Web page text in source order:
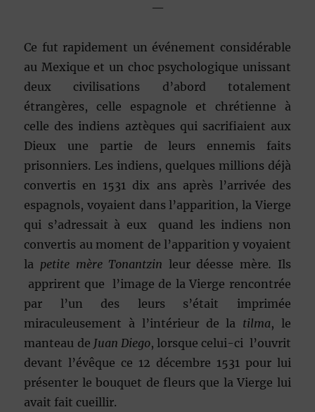
—
Ce fut rapidement un événement considérable
au Mexique et un choc psychologique unissant
deux civilisations d’abord totalement
étrangères, celle espagnole et chrétienne à
celle des indiens aztèques qui sacrifiaient aux
Dieux une partie de leurs ennemis faits
prisonniers. Les indiens, quelques millions déjà
convertis en 1531 dix ans après l’arrivée des
espagnols, voyaient dans l’apparition, la Vierge
qui s’adressait à eux quand les indiens non
convertis au moment de l’apparition y voyaient
la petite mère Tonantzin leur déesse mère. Ils
apprirent que l’image de la Vierge rencontrée
par l’un des leurs s’était imprimée
miraculeusement à l’intérieur de la tilma, le
manteau de Juan Diego, lorsque celui-ci l’ouvrit
devant l’évêque ce 12 décembre 1531 pour lui
présenter le bouquet de fleurs que la Vierge lui
avait fait cueillir.